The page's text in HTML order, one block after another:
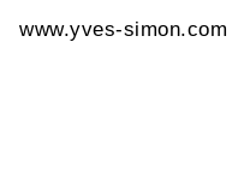
www.yves-simon.com